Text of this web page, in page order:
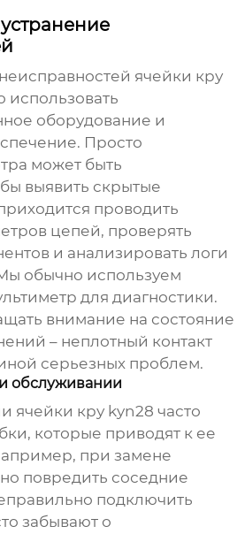
ячейки кру
использовать
оборудование и
Просто
может быть
выявить скрытые
проводить
цепей, проверять
и анализировать логи
обычно используем
для диагностики.
внимание на состояние
– неплотный контакт
серьезных проблем.
обслуживании
ячейки кру kyn28 часто
которые приводят к ее
при замене
повредить соседние
подключить
забывают о